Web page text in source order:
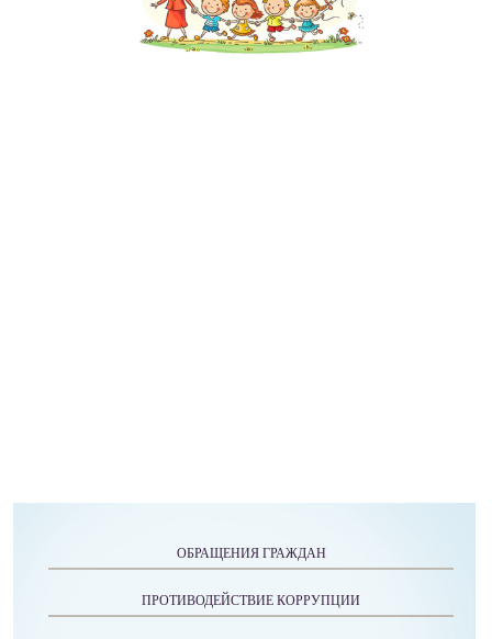
ОБРАЩЕНИЯ ГРАЖДАН
ПРОТИВОДЕЙСТВИЕ КОРРУПЦИИ